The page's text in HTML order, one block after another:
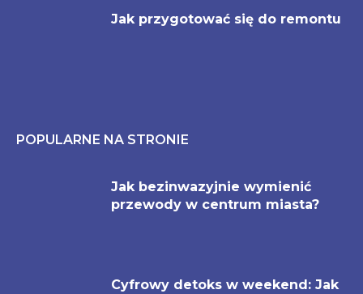
Jak przygotować się do remontu
POPULARNE NA STRONIE
Jak bezinwazyjnie wymienić
przewody w centrum miasta?
Cyfrowy detoks w weekend: Jak